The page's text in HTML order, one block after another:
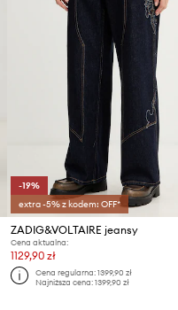
-19%
extra -5% z kodem: OFF*
ZADIG&VOLTAIRE jeansy
Cena aktualna:
1129,90 zł
Cena regularna: 1399,90 zł
Najniższa cena: 1399,90 zł